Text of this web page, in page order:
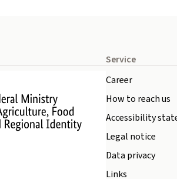
Service
Career
How to reach us
Accessibility
Legal notice
Data privacy
Links